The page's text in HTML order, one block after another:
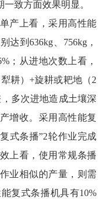
致方面效果明显。
产上看，采用高性能
达到636kg、 756kg，
； 从进地次数上看，
犁耕）+旋耕或耙地（2
多次进地造成土壤深
增收。采用高性能复
式条播”2轮作业完成
上看， 使用常规条播
业相似的产量，则需
复式条播机具有10%